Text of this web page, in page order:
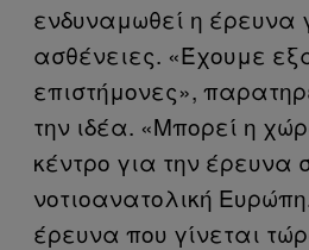
ενδυναμωθεί η έρευνα
ασθένειες. «Έχουμε
επιστήμονες»,
την ιδέα. «Μπορεί η
κέντρο για την έρευνα
νοτιοανατολική
έρευνα που γίνεται